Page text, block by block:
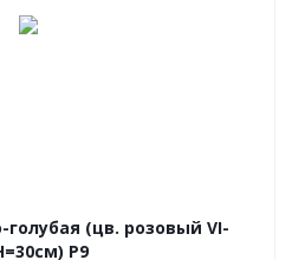
голубая (цв. розовый VI-
Р9